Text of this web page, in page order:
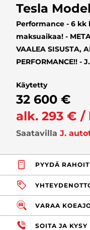
Tesla
Performance - 6
maksuaikaa! -
VAALEA SISUSTA,
PERFORMANCE!! -
Käytetty
32 600 €
alk. 293 € /
Saatavilla J.
PYYDÄ
VARAA
SOITA JA KYSY